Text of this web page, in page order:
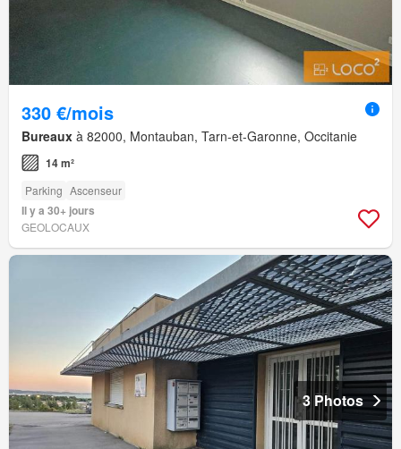
330 €/mois
Bureaux à 82000, Montauban, Tarn-et-Garonne, Occitanie
14 m²
Parking Ascenseur
Il y a 30+ jours
GEOLOCAUX
3 Photos